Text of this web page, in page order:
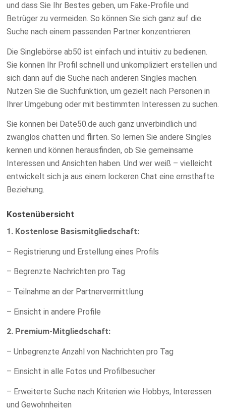
und dass Sie Ihr Bestes geben, um Fake-Profile und
Betrüger zu vermeiden. So können Sie sich ganz auf die
Suche nach einem passenden Partner konzentrieren.
Die Singlebörse ab50 ist einfach und intuitiv zu bedienen.
Sie können Ihr Profil schnell und unkompliziert erstellen und
sich dann auf die Suche nach anderen Singles machen.
Nutzen Sie die Suchfunktion, um gezielt nach Personen in
Ihrer Umgebung oder mit bestimmten Interessen zu suchen.
Sie können bei Date50.de auch ganz unverbindlich und
zwanglos chatten und flirten. So lernen Sie andere Singles
kennen und können herausfinden, ob Sie gemeinsame
Interessen und Ansichten haben. Und wer weiß – vielleicht
entwickelt sich ja aus einem lockeren Chat eine ernsthafte
Beziehung.
Kostenübersicht
1. Kostenlose Basismitgliedschaft:
– Registrierung und Erstellung eines Profils
– Begrenzte Nachrichten pro Tag
– Teilnahme an der Partnervermittlung
– Einsicht in andere Profile
2. Premium-Mitgliedschaft:
– Unbegrenzte Anzahl von Nachrichten pro Tag
– Einsicht in alle Fotos und Profilbesucher
– Erweiterte Suche nach Kriterien wie Hobbys, Interessen
und Gewohnheiten